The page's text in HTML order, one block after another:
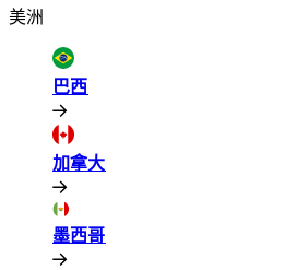
美洲​​
巴西​​
加拿大​​
墨西哥​​